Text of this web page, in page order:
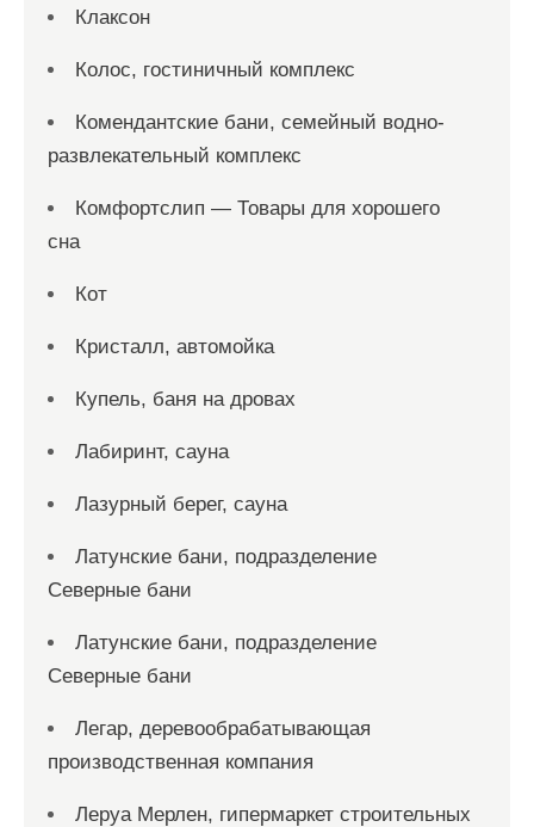
Клаксон
Колос, гостиничный комплекс
Комендантские бани, семейный водно-
развлекательный комплекс
Комфортслип — Товары для хорошего
сна
Кот
Кристалл, автомойка
Купель, баня на дровах
Лабиринт, сауна
Лазурный берег, сауна
Латунские бани, подразделение
Северные бани
Латунские бани, подразделение
Северные бани
Легар, деревообрабатывающая
производственная компания
Леруа Мерлен, гипермаркет строительных